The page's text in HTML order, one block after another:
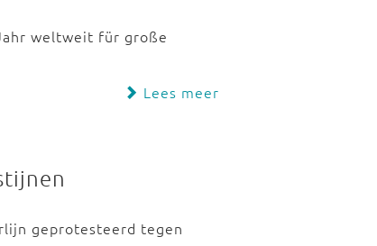
weltweit für große
Lees meer
geprotesteerd tegen